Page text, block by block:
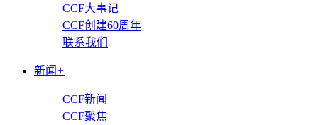
CCF大事记
CCF创建60周年
联系我们
新闻 +
CCF新闻
CCF聚焦